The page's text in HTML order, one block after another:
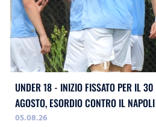
UNDER 18 - INIZIO FISSATO PER IL 30
AGOSTO, ESORDIO CONTRO IL NAPOLI
05.08.26